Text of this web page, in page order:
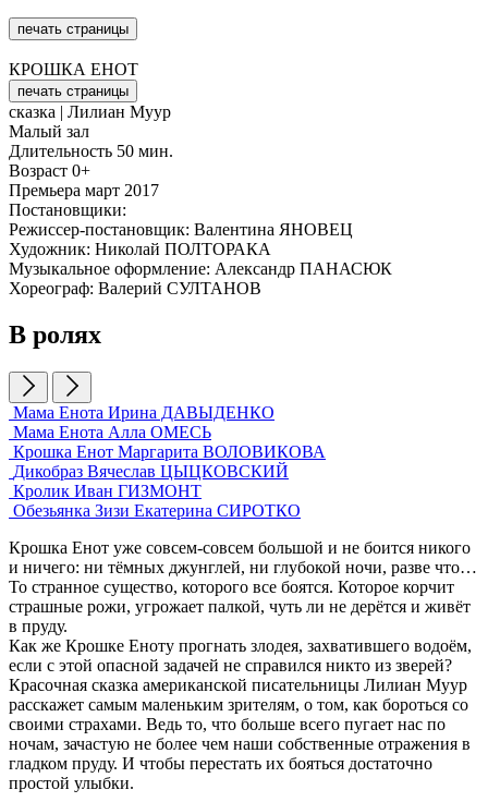
печать страницы
КРОШКА ЕНОТ
печать страницы
сказка | Лилиан Муур
Малый зал
Длительность 50 мин.
Возраст 0+
Премьера март 2017
Постановщики:
Режиссер-постановщик: Валентина ЯНОВЕЦ
Художник: Николай ПОЛТОРАКА
Музыкальное оформление: Александр ПАНАСЮК
Хореограф: Валерий СУЛТАНОВ
В ролях
Мама Енота Ирина ДАВЫДЕНКО
Мама Енота Алла ОМЕСЬ
Крошка Енот Маргарита ВОЛОВИКОВА
Дикобраз Вячеслав ЦЫЦКОВСКИЙ
Кролик Иван ГИЗМОНТ
Обезьянка Зизи Екатерина СИРОТКО
Крошка Енот уже совсем-совсем большой и не боится никого
и ничего: ни тёмных джунглей, ни глубокой ночи, разве что…
То странное существо, которого все боятся. Которое корчит
страшные рожи, угрожает палкой, чуть ли не дерётся и живёт
в пруду.
Как же Крошке Еноту прогнать злодея, захватившего водоём,
если с этой опасной задачей не справился никто из зверей?
Красочная сказка американской писательницы Лилиан Муур
расскажет самым маленьким зрителям, о том, как бороться со
своими страхами. Ведь то, что больше всего пугает нас по
ночам, зачастую не более чем наши собственные отражения в
гладком пруду. И чтобы перестать их бояться достаточно
простой улыбки.